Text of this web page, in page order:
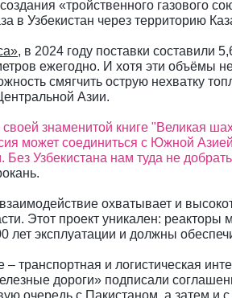
«тройственного газового
в Узбекистан через территорию
, в 2024 году поставки составили
ежегодно. И хотя эти объёмы
смягчить острую нехватку
Азии.
знаменитой книге "Великая
может соединиться с Южной
Узбекистана нам туда не
охватывает и
Этот проект уникален:
лет эксплуатации и должны
– транспортная и логистическая
дороги» подписали
очередь с Пакистаном, а затем и